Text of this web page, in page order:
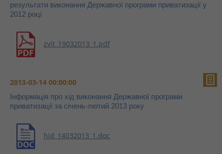
результати виконання Державної програми приватизації у
2012 році
zvit_19032013_1.pdf
2013-03-14 00:00:00
Інформація про хід виконання Державної програми
приватизації за січень-лютий 2013 року
hid_14032013_1.doc